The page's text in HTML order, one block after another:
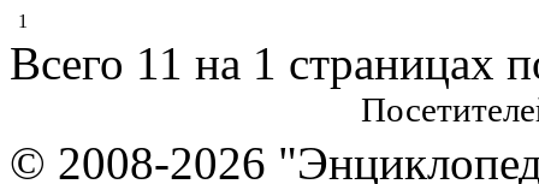
1
Всего 11 на 1 страницах
© 2008-2026